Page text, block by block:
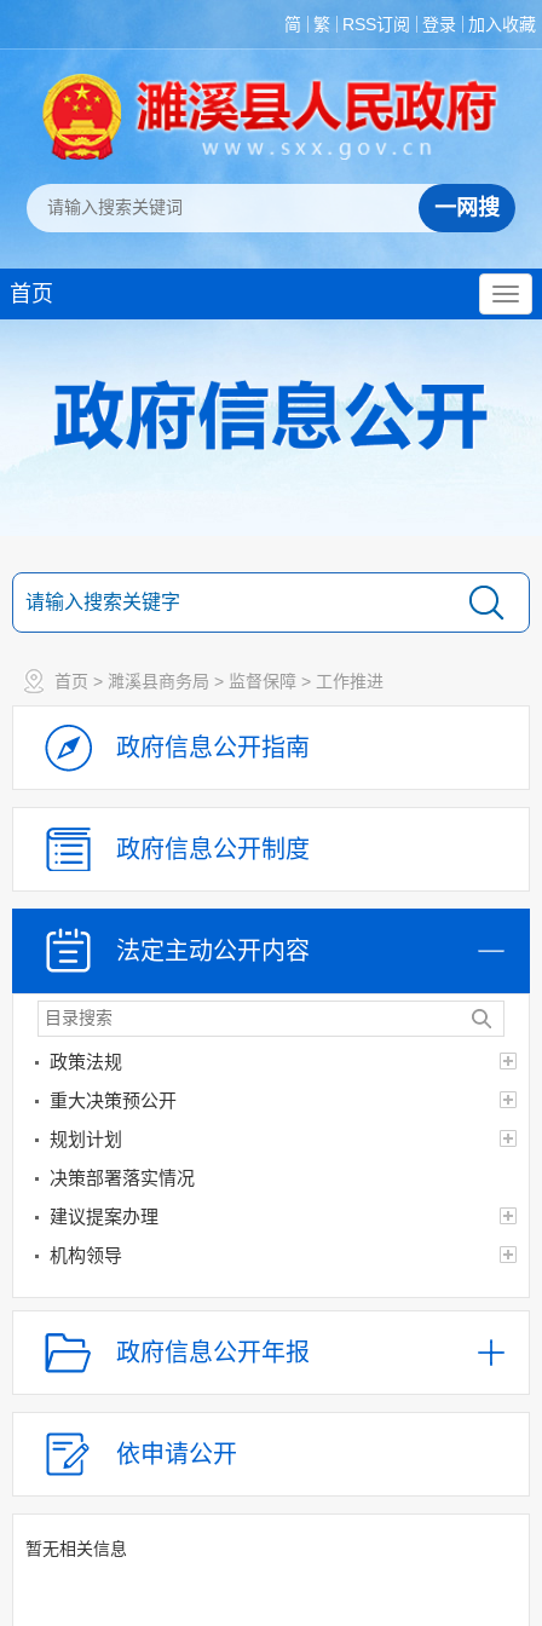
简 繁 RSS订阅 登录 加入收藏
首页
首页 > 濉溪县商务局 > 监督保障 > 工作推进
政府信息公开指南
政府信息公开制度
法定主动公开内容
政策法规
重大决策预公开
规划计划
决策部署落实情况
建议提案办理
机构领导
机构设置
人事信息
财政资金
应急管理
乡村振兴（精准脱贫）
整情况
公共服务和中介服务
政府信息公开年报
依申请公开
暂无相关信息